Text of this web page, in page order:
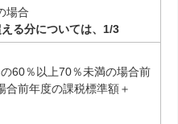
場合
る分については、1/3
60％以上70％未満の場合前
前年度の課税標準額＋